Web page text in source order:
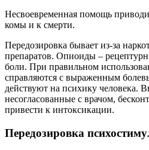
Несвоевременная помощь
комы и к смерти.
Передозировка бывает из-за
препаратов. Опиоиды –
боли. При правильном
справляются с выраженным
действуют на психику человека.
несогласованные с врачом,
привести к интоксикации.
Передозировка